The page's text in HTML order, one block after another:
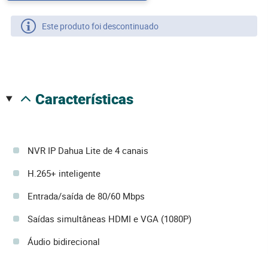
Este produto foi descontinuado
características
NVR IP Dahua Lite de 4 canais
H.265+ inteligente
Entrada/saída de 80/60 Mbps
Saídas simultâneas HDMI e VGA (1080P)
Áudio bidirecional